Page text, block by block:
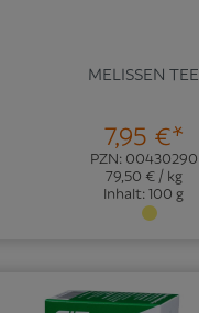
MELISSEN TEE
7,95 €*
PZN: 00430290
79,50 € / kg
Inhalt: 100 g